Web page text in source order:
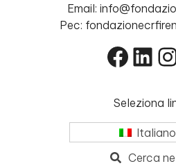
Email:
Pec:
Seleziona
Italiano
Cerca